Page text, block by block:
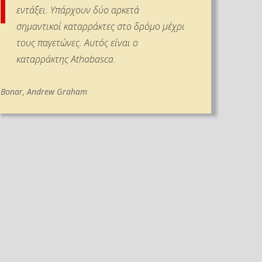
εντάξει. Υπάρχουν δύο αρκετά
σημαντικοί καταρράκτες στο δρόμο μέχρι
τους παγετώνες. Αυτός είναι ο
καταρράκτης Athabasca.
Bonar, Andrew Graham